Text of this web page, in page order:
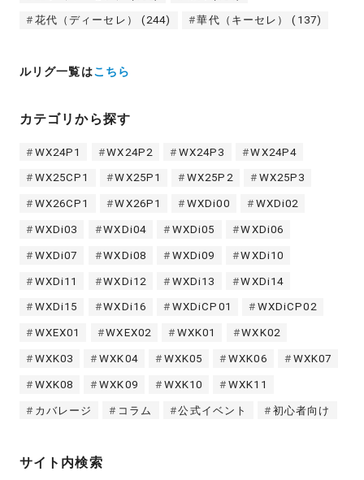
花代（ディーセレ） (244) 華代（キーセレ） (137)
ルリグ一覧はこちら
カテゴリから探す
WX24P1 WX24P2 WX24P3 WX24P4
WX25CP1 WX25P1 WX25P2 WX25P3
WX26CP1 WX26P1 WXDi00 WXDi02
WXDi03 WXDi04 WXDi05 WXDi06
WXDi07 WXDi08 WXDi09 WXDi10
WXDi11 WXDi12 WXDi13 WXDi14
WXDi15 WXDi16 WXDiCP01 WXDiCP02
WXEX01 WXEX02 WXK01 WXK02
WXK03 WXK04 WXK05 WXK06 WXK07
WXK08 WXK09 WXK10 WXK11
カバレージ コラム 公式イベント 初心者向け
サイト内検索